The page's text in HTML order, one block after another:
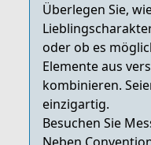
Überlegen Sie,
oder ob es
Elemente aus
kombinieren.
einzigartig.
Besuchen Sie